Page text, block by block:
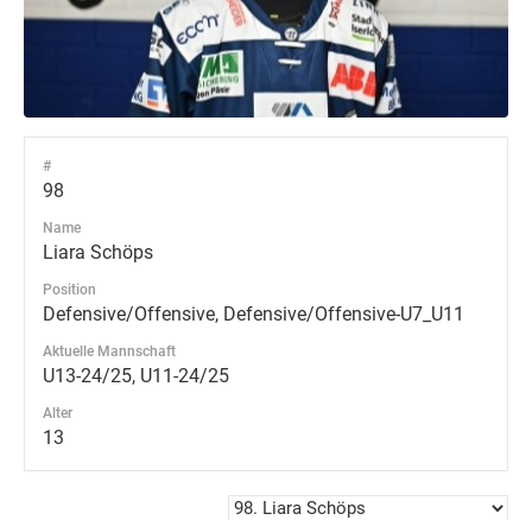
#
98
Name
Liara Schöps
Position
Defensive/Offensive, Defensive/Offensive-U7_U11
Aktuelle Mannschaft
U13-24/25, U11-24/25
Alter
13